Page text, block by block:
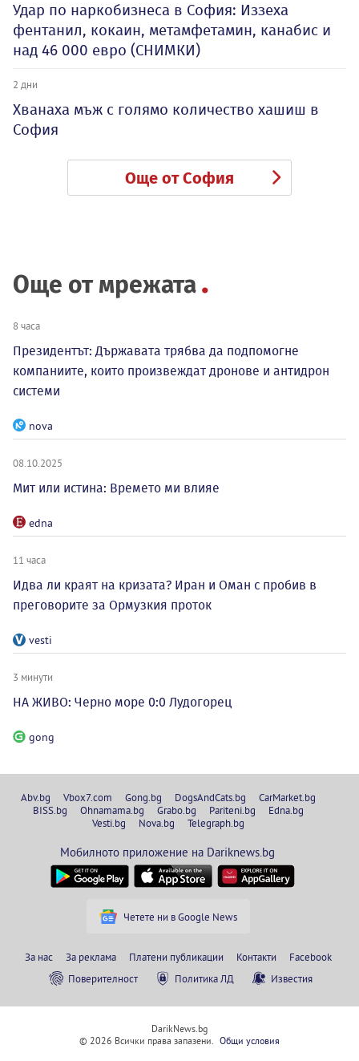
Удар по наркобизнеса в София: Иззеха
фентанил, кокаин, метамфетамин, канабис и
над 46 000 евро (СНИМКИ)
2 дни
Хванаха мъж с голямо количество хашиш в
София
Още от София
Още от мрежата
8 часа
Президентът: Държавата трябва да подпомогне
компаниите, които произвеждат дронове и антидрон
системи
nova
08.10.2025
Мит или истина: Времето ми влияе
edna
11 часа
Идва ли краят на кризата? Иран и Оман с пробив в
преговорите за Ормузкия проток
vesti
3 минути
НА ЖИВО: Черно море 0:0 Лудогорец
gong
Abv.bg Vbox7.com Gong.bg DogsAndCats.bg
CarMarket.bg
BISS.bg
Ohnamama.bg Grabo.bg Pariteni.bg
Edna.bg
Vesti.bg
Nova.bg Telegraph.bg
Мобилното приложение на Dariknews.bg
Четете ни в Google News
За нас За реклама Платени публикации Контакти
Facebook
Поверителност
Политика ЛД Известия
DarikNews.bg
© 2026 Всички права запазени. Общи условия